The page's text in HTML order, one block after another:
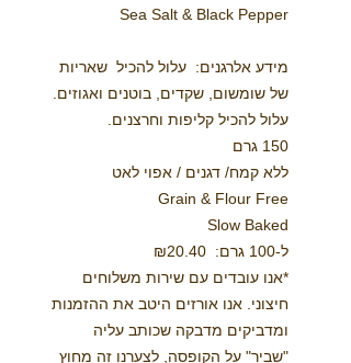
Sea Salt & Black Pepper
מידע אלרגנים: עלול להכיל שאריות
של שומשום, שקדים, בוטנים ואגוזים.
עלול להכיל קליפות וחרצנים.
150 גרם
ללא קמח/ דגנים / אפוי לאט
Grain & Flour Free
Slow Baked
ל-100 גרם: ₪20.40
*אנו עובדים עם שירות משלוחים
חיצוני. אנו אורזים היטב את ההזמנות
ומדביקים מדבקה שכותב עליה
"שביר" על הקופסה, לצערנו זה מחוץ